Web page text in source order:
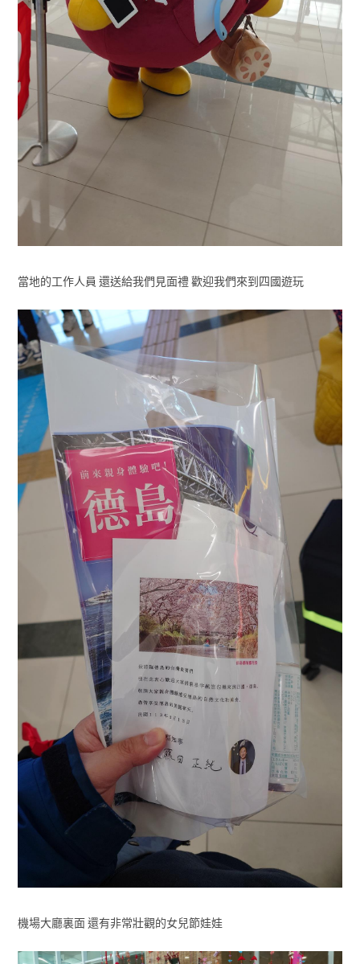
當地的工作人員 還送給我們見面禮 歡迎我們來到四國遊玩
機場大廳裏面 還有非常壯觀的女兒節娃娃